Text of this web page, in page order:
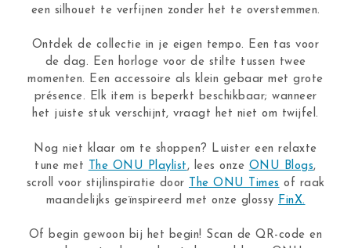
een silhouet te verfijnen zonder het te overstemmen.
Ontdek de collectie in je eigen tempo. Een tas voor
de dag. Een horloge voor de stilte tussen twee
momenten. Een accessoire als klein gebaar met grote
présence. Elk item is beperkt beschikbaar; wanneer
het juiste stuk verschijnt, vraagt het niet om twijfel.
Nog niet klaar om te shoppen? Luister een relaxte
tune met
The ONU Playlist , lees onze ONU Blogs,
scroll voor stijlinspiratie door
The ONU Times of raak
maandelijks geïnspireerd met onze glossy FinX.
Of begin gewoon bij het begin! Scan de QR-code en